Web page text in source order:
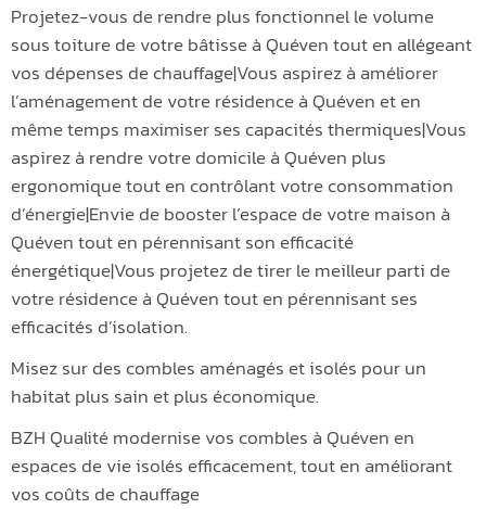
Projetez-vous de rendre plus fonctionnel le volume
sous toiture de votre bâtisse à Quéven tout en allégeant
vos dépenses de chauffage|Vous aspirez à améliorer
l’aménagement de votre résidence à Quéven et en
même temps maximiser ses capacités thermiques|Vous
aspirez à rendre votre domicile à Quéven plus
ergonomique tout en contrôlant votre consommation
d’énergie|Envie de booster l’espace de votre maison à
Quéven tout en pérennisant son efficacité
énergétique|Vous projetez de tirer le meilleur parti de
votre résidence à Quéven tout en pérennisant ses
efficacités d’isolation.
Misez sur des combles aménagés et isolés pour un
habitat plus sain et plus économique.
BZH Qualité modernise vos combles à Quéven en
espaces de vie isolés efficacement, tout en améliorant
vos coûts de chauffage